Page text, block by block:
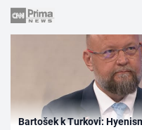
Bartošek k Turkovi: